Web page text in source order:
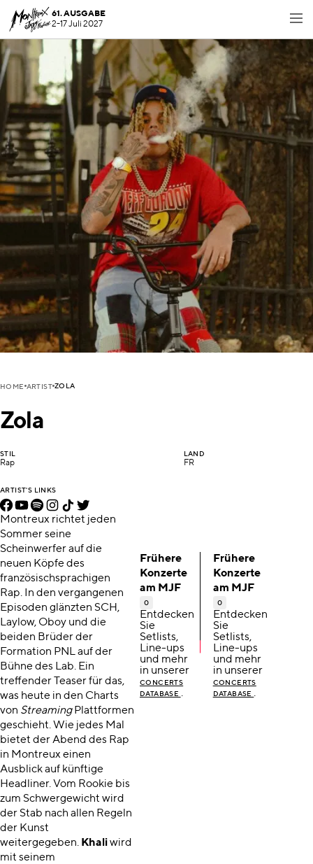
61. AUSGABE
2-17 Juli 2027
HOME ARTIST ZOLA
Zola
STIL
Rap
LAND
FR
ARTIST'S LINKS
Montreux richtet jeden
Sommer seine
Scheinwerfer auf die
neuen Köpfe des
französischsprachigen
Rap. In den vergangenen
Episoden glänzten SCH,
Laylow, Oboy und die
beiden Brüder der
Formation PNL auf der
Bühne des Lab. Ein
treffender Teaser für das,
was heute in den Charts
von StreamingPlattformen
geschieht. Wie jedes Mal
bietet der Abend des Rap
in Montreux einen
Ausblick auf künftige
Headliner. Vom Rookie bis
zum Schwergewicht wird
der Stab nach allen Regeln
der Kunst
weitergegeben. Khaliwird
mit seinem
Frühere
Konzerte
am MJF
0
Entdecken
Sie
Setlists,
Line-ups
und mehr
in unserer
CONCERTS
DATABASE .
Frühere
Konzerte
am MJF
0
Entdecken
Sie
Setlists,
Line-ups
und mehr
in unserer
CONCERTS
DATABASE .